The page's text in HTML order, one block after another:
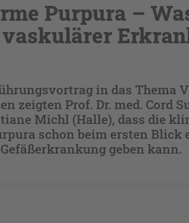
Purpura –
vaskulärer
in das Thema
zeigten Prof. Dr. med. Cord
Michl (Halle), dass die
schon beim ersten Blick
geben kann.